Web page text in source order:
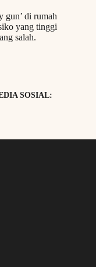
gun’ di rumah
yang tinggi
salah.
SOSIAL: